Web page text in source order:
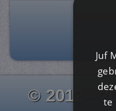
© 2012 -
Juf
te